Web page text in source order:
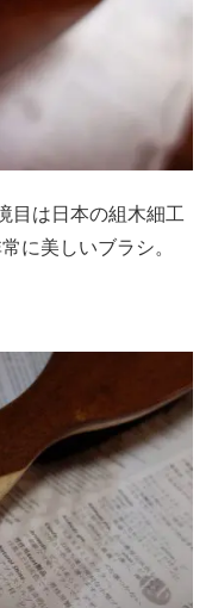
目は日本の組木細工
に美しいブラシ。